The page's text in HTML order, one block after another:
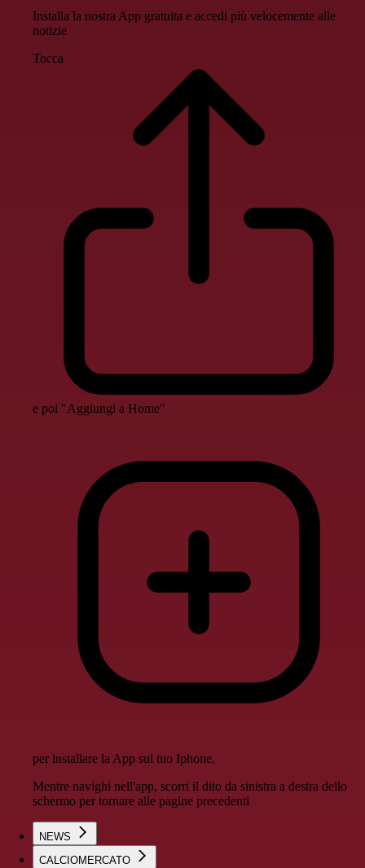
Installa la nostra App gratuita e accedi più velocemente alle
notizie
Tocca
e poi "Aggiungi a Home"
per installare la App sul tuo Iphone.
Mentre navighi nell'app, scorri il dito da sinistra a destra dello
schermo per tornare alle pagine precedenti
NEWS
CALCIOMERCATO